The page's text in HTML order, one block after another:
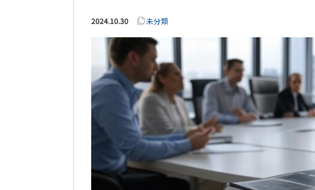
2024.10.30 未分類